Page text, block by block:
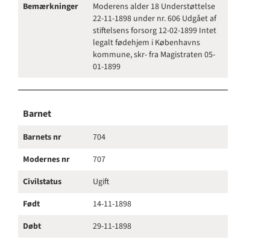
Bemærkninger
Moderens alder 18 Understøttelse
22-11-1898 under nr. 606 Udgået af
stiftelsens forsorg 12-02-1899 Intet
legalt fødehjem i Københavns
kommune, skr- fra Magistraten 05-
01-1899
Barnet
Barnets nr
704
Modernes nr
707
Civilstatus
Ugift
Født
14-11-1898
Døbt
29-11-1898